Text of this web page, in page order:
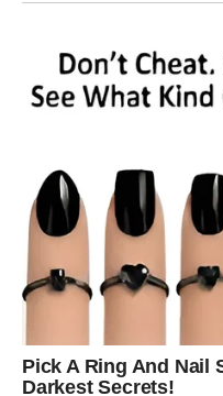
Životni preokret –
Za Jarca dolazi period u
prošlosti i okrenete se
imate kontrolu nad
u pravom smeru.
Na emotivnom planu,
Ako ste u vezi, odnos
ozbiljniji. Ako ste
koja poštuje vašu snagu,